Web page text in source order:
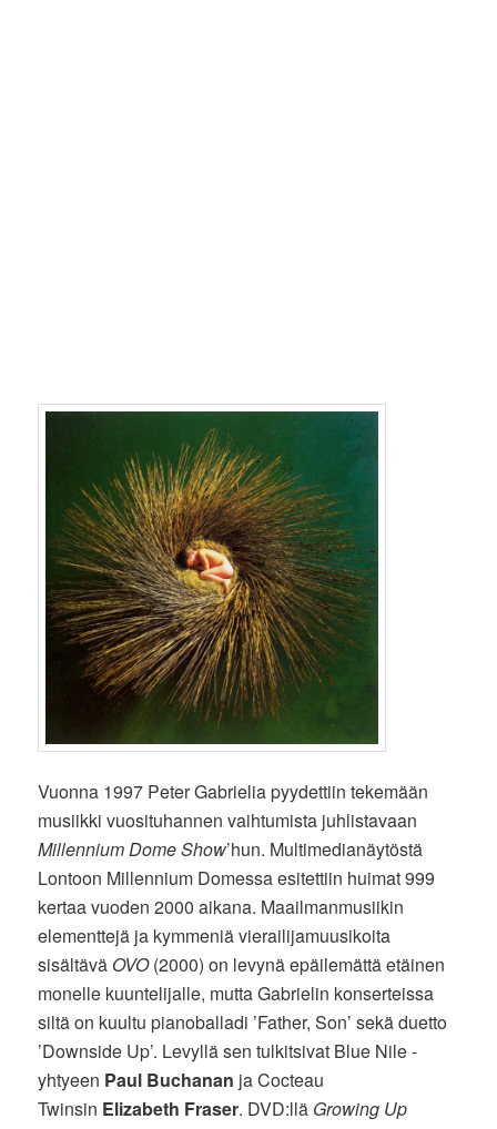
Vuonna 1997 Peter Gabrielia pyydettiin tekemään
musiikki vuosituhannen vaihtumista juhlistavaan
Millennium Dome Show’hun. Multimedianäytöstä
Lontoon Millennium Domessa esitettiin huimat 999
kertaa vuoden 2000 aikana. Maailmanmusiikin
elementtejä ja kymmeniä vierailijamuusikoita
sisältävä OVO(2000) on levynä epäilemättä etäinen
monelle kuuntelijalle, mutta Gabrielin konserteissa
siltä on kuultu pianoballadi ’Father, Son’ sekä duetto
’Downside Up’. Levyllä sen tulkitsivat Blue Nile -
yhtyeen Paul Buchanan ja Cocteau
Twinsin Elizabeth Fraser. DVD:llä Growing Up